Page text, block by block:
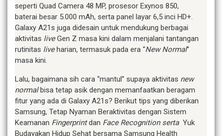
seperti Quad Camera 48 MP, prosesor Exynos 850,
baterai besar 5.000 mAh, serta panel layar 6,5 inci HD+.
Galaxy A21s juga didesain untuk mendukung berbagai
aktivitas liveGen Z masa kini dalam menjalani tantangan
rutinitas liveharian, termasuk pada era “New Normal”
masa kini.
Lalu, bagaimana sih cara “mantul” supaya aktivitas new
normalbisa tetap asik dengan memanfaatkan beragam
fitur yang ada di Galaxy A21s? Berikut tips yang diberikan
Samsung, Tetap Nyaman Beraktivitas dengan Sistem
Keamanan Fingerprintdan Face Recognitionserta Yuk
Budayakan Hidup Sehat bersama Samsung Health